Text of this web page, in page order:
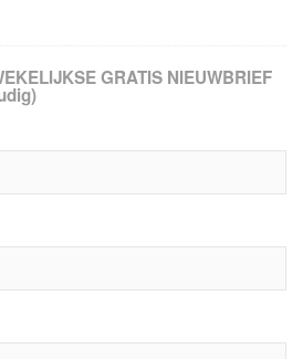
GRATIS NIEUWBRIEF